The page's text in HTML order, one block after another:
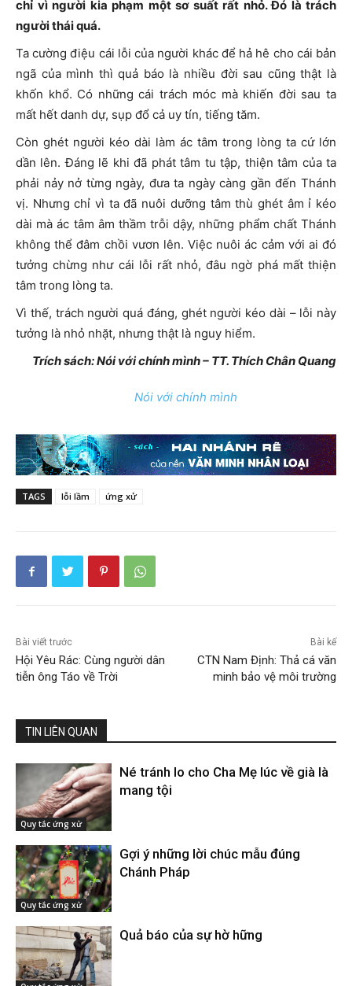
chỉ vì người kia phạm một sơ suất rất nhỏ. Đó là trách
người thái quá.
Ta cường điệu cái lỗi của người khác để hả hê cho cái bản
ngã của mình thì quả báo là nhiều đời sau cũng thật là
khốn khổ. Có những cái trách móc mà khiến đời sau ta
mất hết danh dự, sụp đổ cả uy tín, tiếng tăm.
Còn ghét người kéo dài làm ác tâm trong lòng ta cứ lớn
dần lên. Đáng lẽ khi đã phát tâm tu tập, thiện tâm của ta
phải nảy nở từng ngày, đưa ta ngày càng gần đến Thánh
vị. Nhưng chỉ vì ta đã nuôi dưỡng tâm thù ghét âm ỉ kéo
dài mà ác tâm âm thầm trỗi dậy, những phẩm chất Thánh
không thể đâm chồi vươn lên. Việc nuôi ác cảm với ai đó
tưởng chừng như cái lỗi rất nhỏ, đâu ngờ phá mất thiện
tâm trong lòng ta.
Vì thế, trách người quá đáng, ghét người kéo dài – lỗi này
tưởng là nhỏ nhặt, nhưng thật là nguy hiểm.
Trích sách: Nói với chính mình – TT. Thích Chân Quang
Nói với chính mình
TAGS lỗi lầm ứng xử
Bài viết trước
Hội Yêu Rác: Cùng người dân
tiễn ông Táo về Trời
Bài kế
CTN Nam Định: Thả cá văn
minh bảo vệ môi trường
TIN LIÊN QUAN
Quy tắc ứng xử
Né tránh lo cho Cha Mẹ lúc về già là
mang tội
Quy tắc ứng xử
Gợi ý những lời chúc mẫu đúng
Chánh Pháp
Quả báo của sự hờ hững